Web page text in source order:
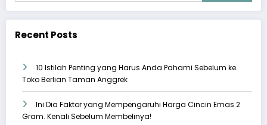
Recent Posts
10 Istilah Penting yang Harus Anda Pahami Sebelum ke
Toko Berlian Taman Anggrek
Ini Dia Faktor yang Mempengaruhi Harga Cincin Emas 2
Gram. Kenali Sebelum Membelinya!